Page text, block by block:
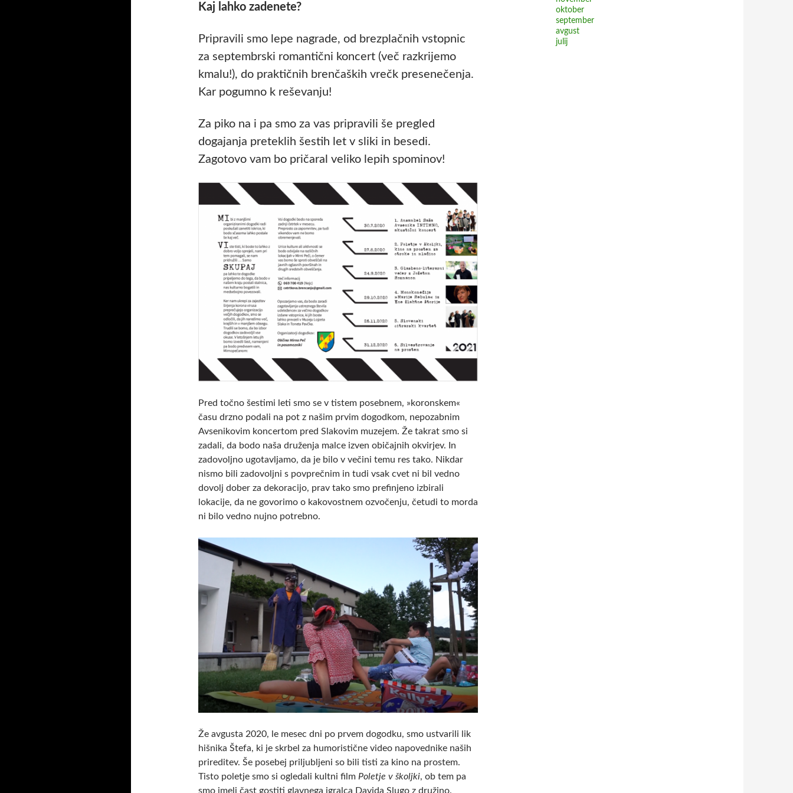
Kaj lahko zadenete?
Pripravili smo lepe nagrade, od brezplačnih vstopnic
za septembrski romantični koncert (več razkrijemo
kmalu!), do praktičnih brenčaških vrečk presenečenja.
Kar pogumno k reševanju!
Za piko na i pa smo za vas pripravili še pregled
dogajanja preteklih šestih let v sliki in besedi.
Zagotovo vam bo pričaral veliko lepih spominov!
Pred točno šestimi leti smo se v tistem posebnem, »koronskem«
času drzno podali na pot z našim prvim dogodkom, nepozabnim
Avsenikovim koncertom pred Slakovim muzejem. Že takrat smo si
zadali, da bodo naša druženja malce izven običajnih okvirjev. In
zadovoljno ugotavljamo, da je bilo v večini temu res tako. Nikdar
nismo bili zadovoljni s povprečnim in tudi vsak cvet ni bil vedno
dovolj dober za dekoracijo, prav tako smo prefinjeno izbirali
lokacije, da ne govorimo o kakovostnem ozvočenju, četudi to morda
ni bilo vedno nujno potrebno.
Že avgusta 2020, le mesec dni po prvem dogodku, smo ustvarili lik
hišnika Štefa, ki je skrbel za humoristične video napovednike naših
prireditev. Še posebej priljubljeni so bili tisti za kino na prostem.
Tisto poletje smo si ogledali kultni film Poletje v školjki, ob tem pa
smo imeli čast gostiti glavnega igralca Davida Slugo z družino.
oktober
september
avgust
julij